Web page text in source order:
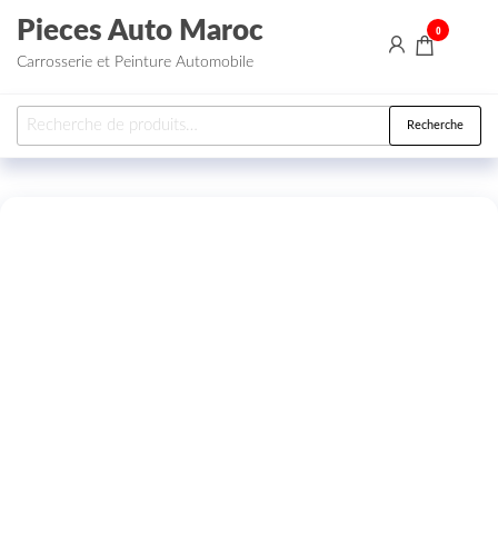
Aller au contenu
Pieces Auto Maroc
Carrosserie et Peinture Automobile
0
Recherche pour : Recherche